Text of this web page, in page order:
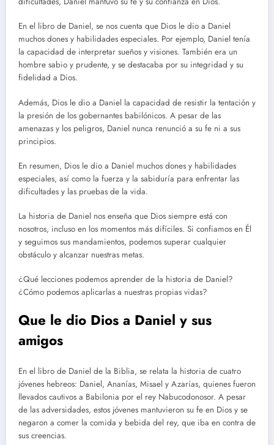
En el libro de Daniel, se nos cuenta que Dios le dio a Daniel
muchos dones y habilidades especiales. Por ejemplo, Daniel tenía
la capacidad de interpretar sueños y visiones. También era un
hombre sabio y prudente, y se destacaba por su integridad y su
fidelidad a Dios.
Además, Dios le dio a Daniel la capacidad de resistir la tentación y
la presión de los gobernantes babilónicos. A pesar de las
amenazas y los peligros, Daniel nunca renunció a su fe ni a sus
principios.
En resumen, Dios le dio a Daniel muchos dones y habilidades
especiales, así como la fuerza y la sabiduría para enfrentar las
dificultades y las pruebas de la vida.
La historia de Daniel nos enseña que Dios siempre está con
nosotros, incluso en los momentos más difíciles. Si confiamos en Él
y seguimos sus mandamientos, podemos superar cualquier
obstáculo y alcanzar nuestras metas.
¿Qué lecciones podemos aprender de la historia de Daniel?
¿Cómo podemos aplicarlas a nuestras propias vidas?
Que le dio Dios a Daniel y sus
amigos
En el libro de Daniel de la Biblia, se relata la historia de cuatro
jóvenes hebreos: Daniel, Ananías, Misael y Azarías, quienes fueron
llevados cautivos a Babilonia por el rey Nabucodonosor. A pesar
de las adversidades, estos jóvenes mantuvieron su fe en Dios y se
negaron a comer la comida y bebida del rey, que iba en contra de
sus creencias.